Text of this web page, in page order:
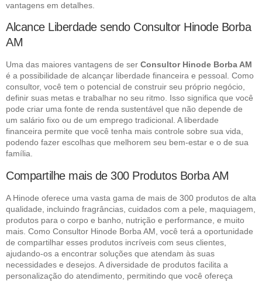
vantagens em detalhes.
Alcance Liberdade sendo Consultor Hinode Borba
AM
Uma das maiores vantagens de ser Consultor Hinode Borba AM
é a possibilidade de alcançar liberdade financeira e pessoal. Como
consultor, você tem o potencial de construir seu próprio negócio,
definir suas metas e trabalhar no seu ritmo. Isso significa que você
pode criar uma fonte de renda sustentável que não depende de
um salário fixo ou de um emprego tradicional. A liberdade
financeira permite que você tenha mais controle sobre sua vida,
podendo fazer escolhas que melhorem seu bem-estar e o de sua
família.
Compartilhe mais de 300 Produtos Borba AM
A Hinode oferece uma vasta gama de mais de 300 produtos de alta
qualidade, incluindo fragrâncias, cuidados com a pele, maquiagem,
produtos para o corpo e banho, nutrição e performance, e muito
mais. Como Consultor Hinode Borba AM, você terá a oportunidade
de compartilhar esses produtos incríveis com seus clientes,
ajudando-os a encontrar soluções que atendam às suas
necessidades e desejos. A diversidade de produtos facilita a
personalização do atendimento, permitindo que você ofereça